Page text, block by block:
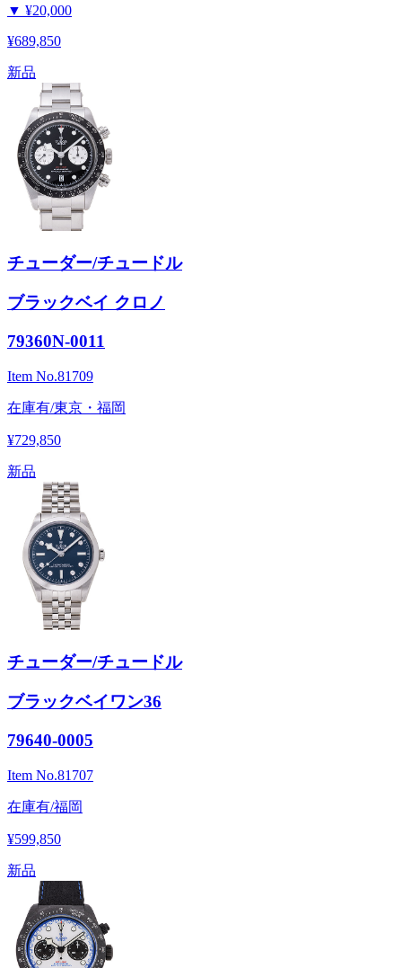
▼ ¥20,000
¥689,850
新品
チューダー/チュードル
ブラックベイ クロノ
79360N-0011
Item No.81709
在庫有/東京・福岡
¥729,850
新品
チューダー/チュードル
ブラックベイワン36
79640-0005
Item No.81707
在庫有/福岡
¥599,850
新品